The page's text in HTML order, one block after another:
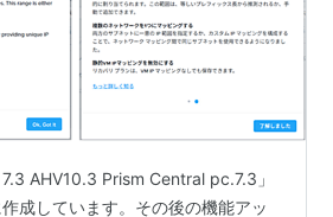
AHV10.3 Prism Central pc.7.3」
成しています。その後の機能アッ